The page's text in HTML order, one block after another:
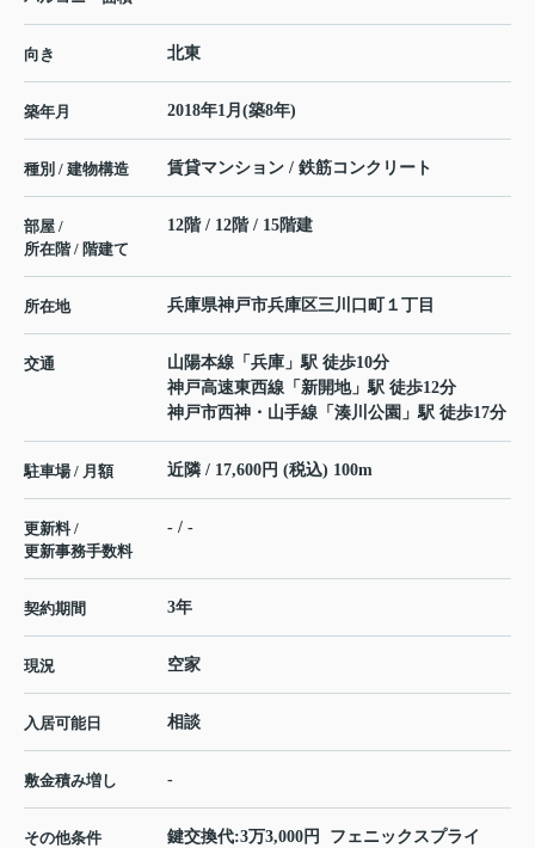
向き 北東
築年月 2018年1月(築8年)
種別 / 建物構造 賃貸マンション / 鉄筋コンクリート
部屋 /
所在階 / 階建て
12階 / 12階 / 15階建
所在地 兵庫県神戸市兵庫区三川口町 １丁目
交通 山陽本線 「 兵庫 」駅 徒歩10分
神戸高速東西線 「 新開地」駅 徒歩12分
神戸市西神・山手線 「 湊川公園 」駅 徒歩17分
駐車場 / 月額 近隣 / 17,600円 (税込) 100m
更新料 /
更新事務手数料
- / -
契約期間 3年
現況 空家
入居可能日 相談
敷金積み増し -
その他条件
鍵交換代:3万3,000円 フェニックスプライ